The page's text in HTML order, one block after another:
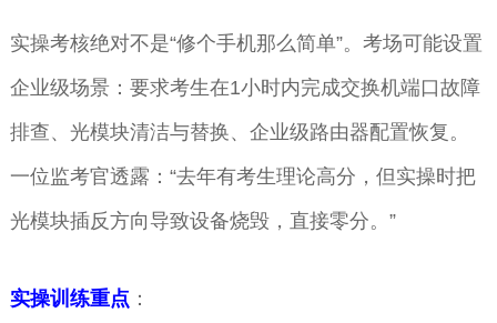
实操考核绝对不是“修个手机那么简单”。考场可能设置
企业级场景：要求考生在1小时内完成交换机端口故障
排查、光模块清洁与替换、企业级路由器配置恢复。
一位监考官透露：“去年有考生理论高分，但实操时把
光模块插反方向导致设备烧毁，直接零分。”
实操训练重点 ：